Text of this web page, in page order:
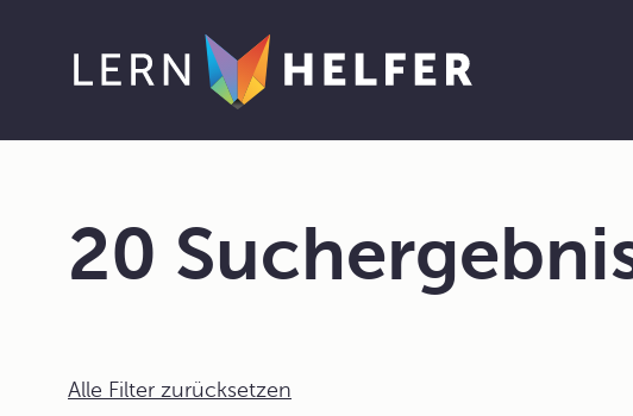
20
Alle Filter zurücksetzen